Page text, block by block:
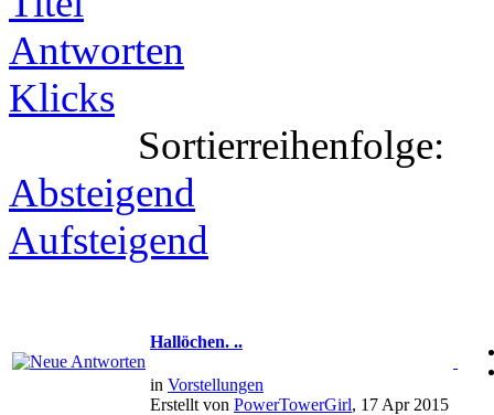
Antworten
Klicks
Sortierreihenfolge:
Absteigend
Aufsteigend
Hallöchen. ..
in Vorstellungen
Erstellt von PowerTowerGirl, 17 Apr 2015